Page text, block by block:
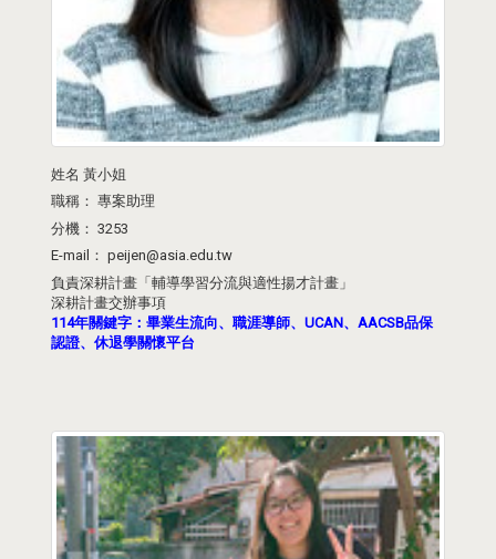
姓名 黃小姐
職稱： 專案助理
分機： 3253
E-mail： peijen@asia.edu.tw
負責深耕計畫「輔導學習分流與適性揚才計畫」
深耕計畫交辦事項
114年關鍵字：畢業生流向、職涯導師、UCAN、AACSB品保
認證、休退學關懷平台